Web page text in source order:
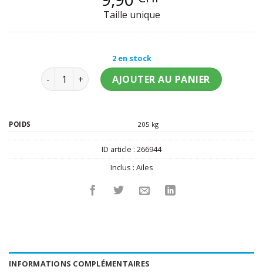
Taille unique
2 en stock
quantité de Ailes papillon multicolores 40 x 50 cm
AJOUTER AU PANIER
POIDS 205 kg
ID article : 266944
Inclus : Ailes
INFORMATIONS COMPLÉMENTAIRES